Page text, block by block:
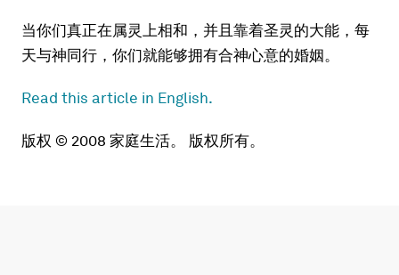
当你们真正在属灵上相和，并且靠着圣灵的大能，每
天与神同行，你们就能够拥有合神心意的婚姻。
Read this article in English.
版权 © 2008 家庭生活。 版权所有。